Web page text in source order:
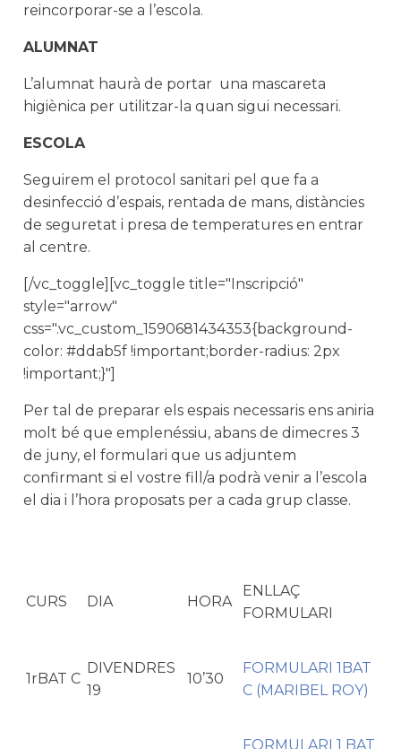
reincorporar-se a l’escola.
ALUMNAT
L’alumnat haurà de portar una mascareta
higiènica per utilitzar-la quan sigui necessari.
ESCOLA
Seguirem el protocol sanitari pel que fa a
desinfecció d’espais, rentada de mans, distàncies
de seguretat i presa de temperatures en entrar
al centre.
[/vc_toggle][vc_toggle title="Inscripció"
style="arrow"
css=".vc_custom_1590681434353{background-
color: #ddab5f !important;border-radius: 2px
!important;}"]
Per tal de preparar els espais necessaris ens aniria
molt bé que emplenéssiu, abans de dimecres 3
de juny, el formulari que us adjuntem
confirmant si el vostre fill/a podrà venir a l’escola
el dia i l’hora proposats per a cada grup classe.
CURS DIA HORA
ENLLAÇ
FORMULARI
1rBAT C
DIVENDRES
19
10’30
FORMULARI 1BAT
C (MARIBEL ROY)
FORMULARI 1 BAT